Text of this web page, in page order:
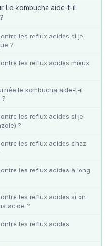
Le kombucha aide-t-il
les reflux acides si je
?
les reflux acides mieux
le kombucha aide-t-il
?
les reflux acides si je
?
les reflux acides chez
les reflux acides à long
les reflux acides si on
acide ?
les reflux acides